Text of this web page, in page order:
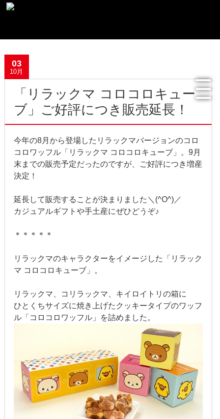
メディア掲載情報
R.Lオフィシャルサイト
過去の記事
2022年4月
2021年12月
2021年6月
2021年4月
2020年11月
2020年8月
2020年4月
2020年3月
03
10月
「リラックマ コロコロキュー
ブ」ご好評につき販売延長！
今年の8月から登場したリラックマバージョンのコロ
コロワッフル「リラックマ コロコロキューブ」。9月
末までの販売予定だったのですが、ご好評につき増産
決定！
延長して販売することが決まりました＼(^O^)／
カジュアルギフトや手土産にぜひどうぞ♪
＊＊＊＊＊
リラックマのキャラクターをイメージした「リラック
マ コロコロキューブ」。
リラックマ、コリラックマ、キイロイトリの箱に
ひとくちサイズに焼き上げたクッキータイプのワッフ
ル「コロコロワッフル」を詰めました。